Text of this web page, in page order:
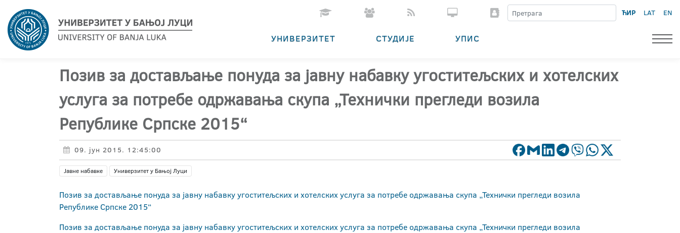
ЋИР LAT EN
УНИВЕРЗИТЕТ СТУДИЈЕ УПИС
Позив за достављање понуда за јавну набавку угоститељских и хотелских
услуга за потребе одржавања скупа „Технички прегледи возила
Републике Српске 2015“
09. јун 2015. 12:45:00
Јавне набавке Универзитет у Бањој Луци
Позив за достављање понуда за јавну набавку угоститељских и хотелских услуга за потребе одржавања скупа „Технички прегледи возила
Републике Српске 2015“
Позив за достављање понуда за јавну набавку угоститељских и хотелских услуга за потребе одржавања скупа „Технички прегледи возила